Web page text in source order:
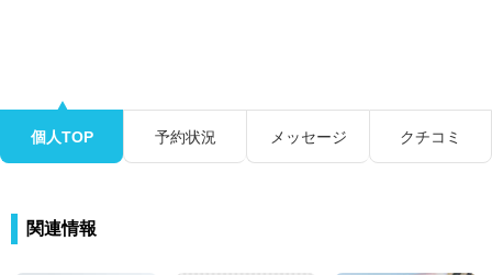
個人TOP 予約状況 メッセージ クチコミ
関連情報